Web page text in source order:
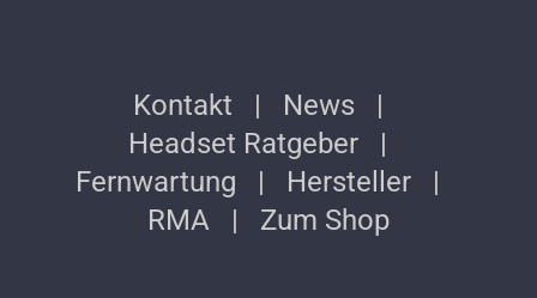
Kontakt
News
Headset Ratgeber
Fernwartung
Hersteller
RMA
Zum Shop